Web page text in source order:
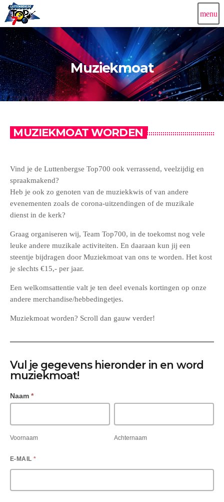
menu
Muziekmoat
MUZIEKMOAT WORDEN
Vind je de Luttenbergse Top700 ook verrassend, veelzijdig en
spraakmakend?
Heb je ook zo genoten van de muziekkwis of van andere
evenementen zoals de corona-uitzendingen of de muzikale
dienst in de kerk?
Graag organiseren wij, Team Top700, in de toekomst nog vele
leuke andere muzikale activiteiten. En daaraan kun jij een
steentje bijdragen door Muziekmoat van ons te worden. Het kost
je slechts €15,- per jaar.
Een welkomsattentie valt je ten deel evenals kortingen op onze
andere merchandise/hebbedingetjes.
Muziekmoat worden? Scroll dan gauw verder!
Vul je gegevens hieronder in en word
muziekmoat!
M
U
E
A
Naam *
V
O
A
M
Voornaam
A
H
A
Achternaam
E-MAIL*